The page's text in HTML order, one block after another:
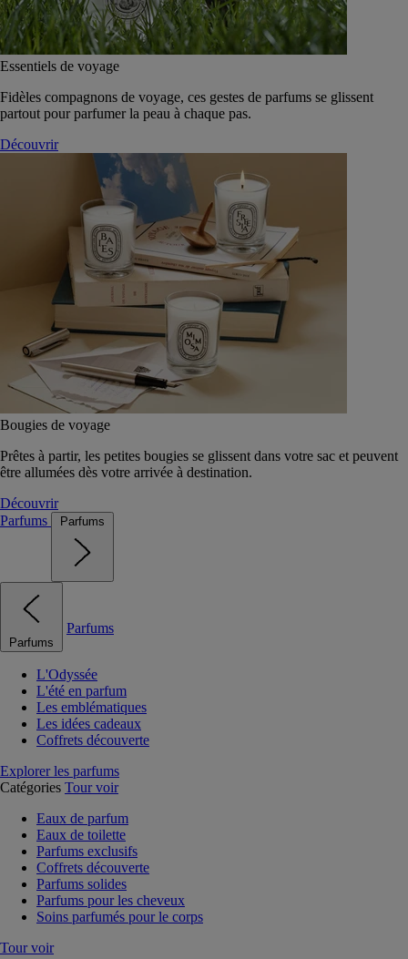
Essentiels de voyage
Fidèles compagnons de voyage, ces gestes de parfums se glissent
partout pour parfumer la peau à chaque pas.
Découvrir
Bougies de voyage
Prêtes à partir, les petites bougies se glissent dans votre sac et peuvent
être allumées dès votre arrivée à destination.
Découvrir
Parfums
Parfums
Parfums
Parfums
L'Odyssée
L'été en parfum
Les emblématiques
Les idées cadeaux
Coffrets découverte
Explorer les parfums
Catégories Tour voir
Eaux de parfum
Eaux de toilette
Parfums exclusifs
Coffrets découverte
Parfums solides
Parfums pour les cheveux
Soins parfumés pour le corps
Tour voir